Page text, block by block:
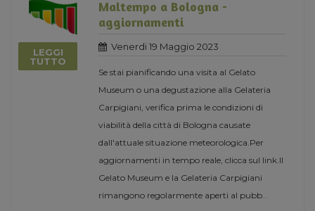
LEGGI
TUTTO
Maltempo a Bologna -
aggiornamenti
Venerdi 19 Maggio 2023
Se stai pianificando una visita al Gelato
Museum o una degustazione alla Gelateria
Carpigiani, verifica prima le condizioni di
viabilità della città di Bologna causate
dall'attuale situazione meteorologica.Per
aggiornamenti in tempo reale, clicca sul link.Il
Gelato Museum e la Gelateria Carpigiani
rimangono regolarmente aperti al pubb...